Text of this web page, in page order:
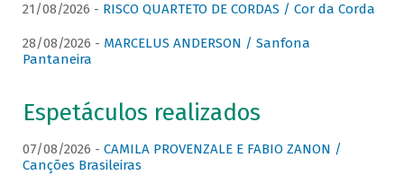
21/08/2026 - RISCO QUARTETO DE CORDAS / Cor da Corda
28/08/2026 - MARCELUS ANDERSON / Sanfona
Pantaneira
Espetáculos realizados
07/08/2026 - CAMILA PROVENZALE E FABIO ZANON /
Canções Brasileiras